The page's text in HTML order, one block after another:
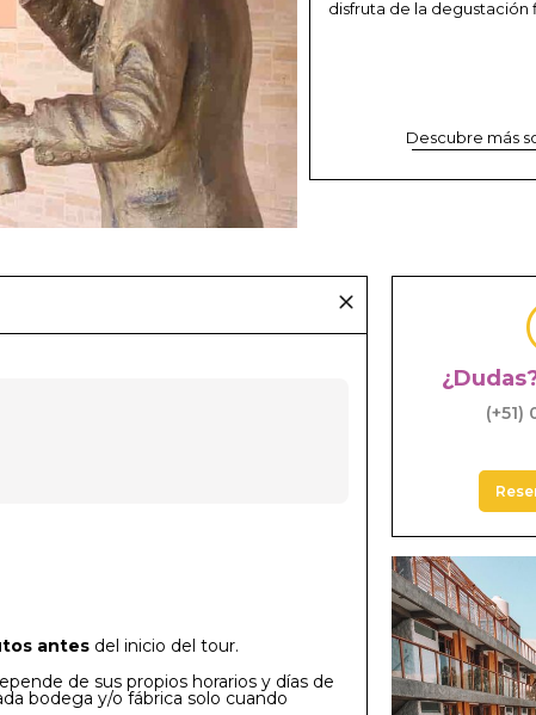
disfruta de la degustación
Descubre más
antes del inicio del tour.
de sus propios horarios y días de
bodega y/o fábrica solo cuando
(+51)